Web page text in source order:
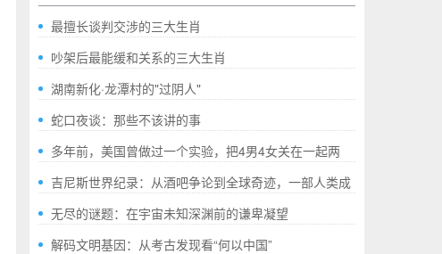
最擅长谈判交涉的三大生肖
吵架后最能缓和关系的三大生肖
湖南新化·龙潭村的"过阴人"
蛇口夜谈：那些不该讲的事
多年前，美国曾做过一个实验，把4男4女关在一起两
年，结果如何?
吉尼斯世界纪录：从酒吧争论到全球奇迹，一部人类成
就的“极限”百科全书
无尽的谜题：在宇宙未知深渊前的谦卑凝望
解码文明基因：从考古发现看“何以中国”